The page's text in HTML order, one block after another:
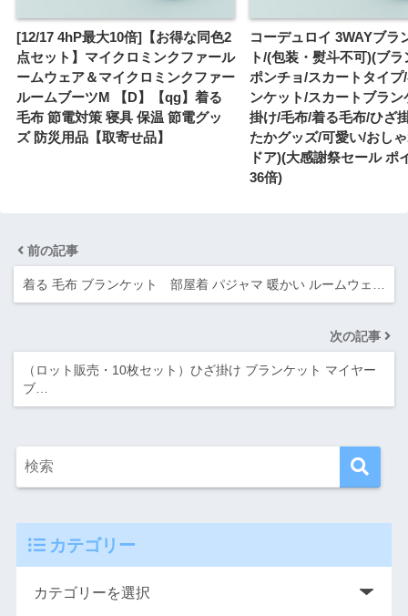
[12/17 4hP最大10倍]【お得な同色2
点セット】マイクロミンクファール
ームウェア＆マイクロミンクファー
ルームブーツM 【D】【qg】着る
毛布 節電対策 寝具 保温 節電グッ
ズ 防災用品【取寄せ品】
コーデュロイ 3WAYブラ
ト/(包装・熨斗不可)(ブ
ポンチョ/スカートタイプ
ンケット/スカートブラン
掛け/毛布/着る毛布/ひざ
たかグッズ/可愛い/おし
ドア)(大感謝祭セール ポ
36倍)
前の記事
着る 毛布 ブランケット 部屋着 パジャマ 暖かい ルームウェ…
次の記事
（ロット販売・10枚セット）ひざ掛け ブランケット マイヤー
ブ…
カテゴリー